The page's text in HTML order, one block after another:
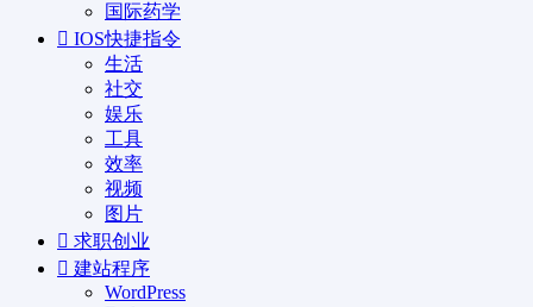
国际药学
IOS快捷指令
生活
社交
娱乐
工具
效率
视频
图片
求职创业
建站程序
WordPress